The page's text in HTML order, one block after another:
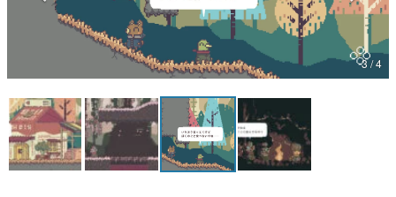
カテゴリ
特集記事
マンガ
女性向け
3 / 4